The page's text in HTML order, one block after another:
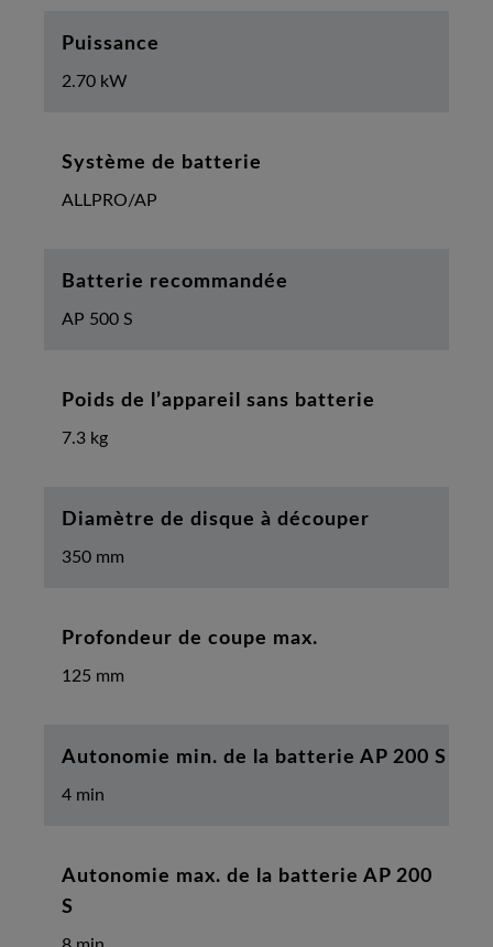
Puissance
2.70 kW
Système de batterie
ALLPRO/AP
Batterie recommandée
AP 500 S
Poids de l’appareil sans batterie
7.3 kg
Diamètre de disque à découper
350 mm
Profondeur de coupe max.
125 mm
Autonomie min. de la batterie AP 200 S
4 min
Autonomie max. de la batterie AP 200
S